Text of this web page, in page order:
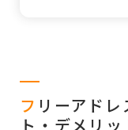
フ リーアド
ト・デメリッ